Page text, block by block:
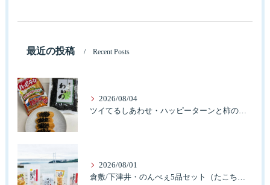
最近の投稿 Recent Posts
2026/08/04
ツイてるしあわせ・ハッピーターンと柿の種とそふとわかめふりかけとタコふりかけ・ハッピーコラボレーション
2026/08/01
倉敷/下津井・のんべぇ5品セット（たこちく、たこ玉、味付のり、串酢だこ、味付けけやわらか真だこチーズ）3歳のお子様も大好きなんですよ。